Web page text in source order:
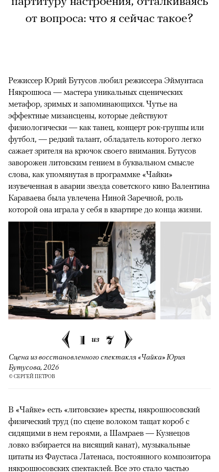
от вопроса: что я сейчас такое?
Режиссер Юрий Бутусов любил режиссера Эймунтаса
Някрошюса — мастера уникальных сценических
метафор, зримых и запоминающихся. Чутье на
эффектные мизансцены, которые действуют
физиологически — как танец, концерт рок-группы или
футбол, — редкий талант, обладатель которого легко
сажает зрителя на крючок своего внимания. Бутусов
заворожен литовским гением в буквальном смысле
слова, как упомянутая в программке «Чайки»
изувеченная в аварии звезда советского кино Валентина
Караваева была увлечена Ниной Заречной, роль
которой она играла у себя в квартире до конца жизни.
1 из 7
Сцена из восстановленного спектакля «Чайка» Юрия
Бутусова, 2026
© СЕРГЕЙ ПЕТРОВ
В «Чайке» есть «литовские» кресты, някрошюсовский
физический труд (по сцене волоком тащат короб с
сидящими в нем героями, а Шамраев — Кузнецов
ловко взбирается на висящий канат), музыкальные
цитаты из Фаустаса Латенаса, постоянного композитора
някрошюсовских спектаклей. Все это стало частью